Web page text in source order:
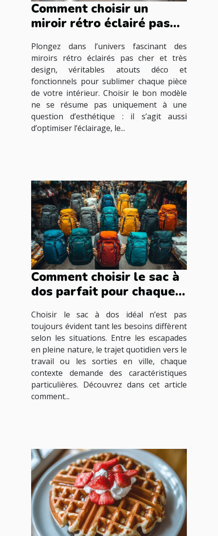
Comment choisir un
miroir rétro éclairé pas
votre intérieur ?
Plongez dans l’univers fascinant des
miroirs rétro éclairés pas cher et très
design, véritables atouts déco et
fonctionnels pour sublimer chaque pièce
de votre intérieur. Choisir le bon modèle
ne se résume pas uniquement à une
question d’esthétique : il s’agit aussi
d’optimiser l’éclairage, le...
Comment choisir le sac à
dos parfait pour chaque
Choisir le sac à dos idéal n’est pas
toujours évident tant les besoins diffèrent
selon les situations. Entre les escapades
en pleine nature, le trajet quotidien vers le
travail ou les sorties en ville, chaque
contexte demande des caractéristiques
particulières. Découvrez dans cet article
comment...